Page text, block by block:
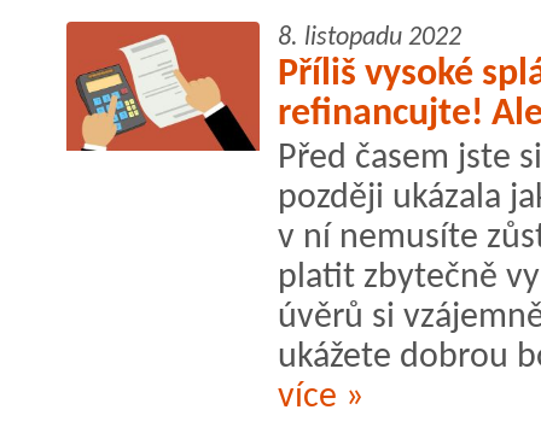
8. listopadu 2022
Příliš vysoké
refinancujte!
Před časem jste
později ukázala
v ní nemusíte
platit zbytečně
úvěrů si
ukážete dobrou
více »